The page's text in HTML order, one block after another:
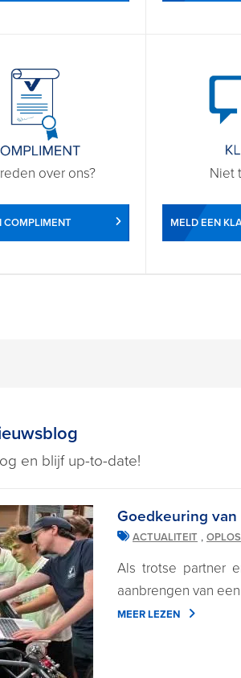
over ons?
COMPLIMENT
Niet
MELD EEN
en blijf up-to-date!
Goedkeuring
ACTUALITEIT ,
Als trotse partner
aanbrengen van
MEER LEZEN